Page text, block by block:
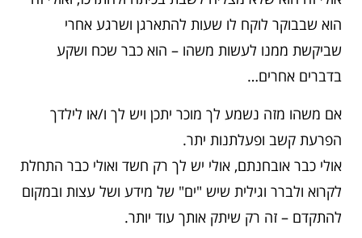
הוא שבבוקר לוקח לו שעות להתארגן ושרגע אחרי
שביקשת ממנו לעשות משהו – הוא כבר שכח ושקע
בדברים אחרים…
אם משהו מזה נשמע לך מוכר יתכן ויש לך ו/או לילדך
הפרעת קשב ופעלתנות יתר.
אולי כבר אובחנתם, אולי יש לך רק חשד ואולי כבר התחלת
לקרוא ולברר וגילית שיש "ים" של מידע ושל עצות ובמקום
להתקדם – זה רק שיתק אותך עוד יותר.